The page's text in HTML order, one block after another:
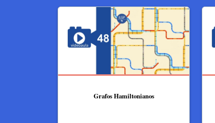
Grafos Hamiltonianos